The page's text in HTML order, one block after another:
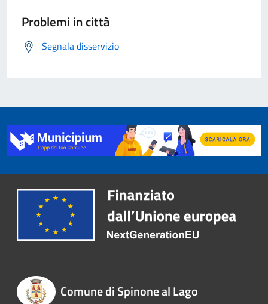
Problemi in città
Segnala disservizio
Comune di Spinone al Lago